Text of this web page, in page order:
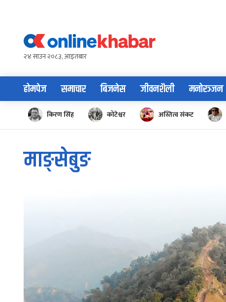
content२४ साउन २०८३, आइतबार
होमपेज समाचार बिजनेस जीवनशैली मनोरञ्जन
किरण सिंह कोटेश्वर अस्तित्व संकट
माङ्सेबुङ